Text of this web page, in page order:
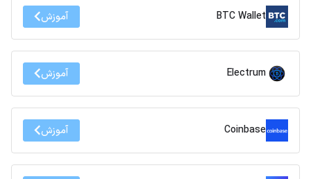
BTC Wallet آموزش
Electrum آموزش
Coinbase آموزش